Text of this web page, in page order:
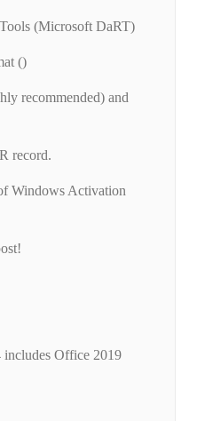
(Microsoft DaRT)
()
recommended) and
record.
Windows Activation
Office 2019